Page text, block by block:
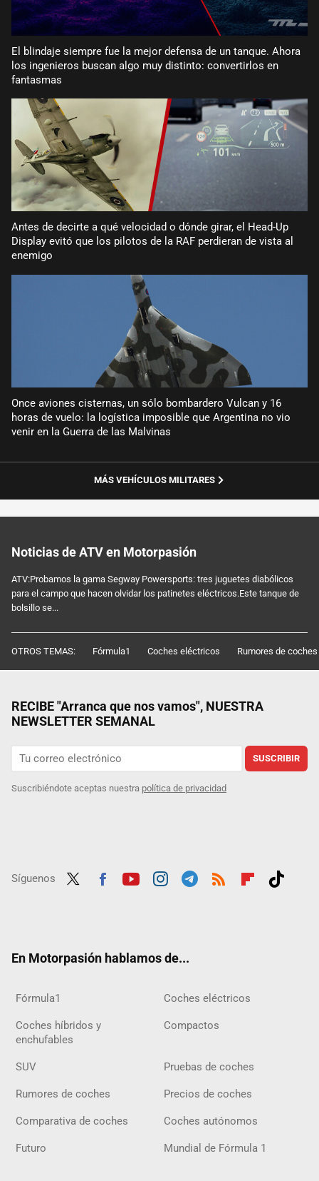
El blindaje siempre fue la mejor defensa de un tanque. Ahora
los ingenieros buscan algo muy distinto: convertirlos en
fantasmas
Antes de decirte a qué velocidad o dónde girar, el Head-Up
Display evitó que los pilotos de la RAF perdieran de vista al
enemigo
Once aviones cisternas, un sólo bombardero Vulcan y 16
horas de vuelo: la logística imposible que Argentina no vio
venir en la Guerra de las Malvinas
MÁS VEHÍCULOS MILITARES
Noticias de ATV en Motorpasión
ATV:Probamos la gama Segway Powersports: tres juguetes diabólicos
para el campo que hacen olvidar los patinetes eléctricos.Este tanque de
bolsillo se...
OTROS TEMAS: Fórmula1 Coches eléctricos Rumores de coches
RECIBE "Arranca que nos vamos", NUESTRA
NEWSLETTER SEMANAL
SUSCRIBIR
Suscribiéndote aceptas nuestra política de privacidad
Síguenos
En Motorpasión hablamos de...
Fórmula1 Coches eléctricos
Coches híbridos y
enchufables
Compactos
SUV Pruebas de coches
Rumores de coches Precios de coches
Comparativa de coches Coches autónomos
Futuro Mundial de Fórmula 1